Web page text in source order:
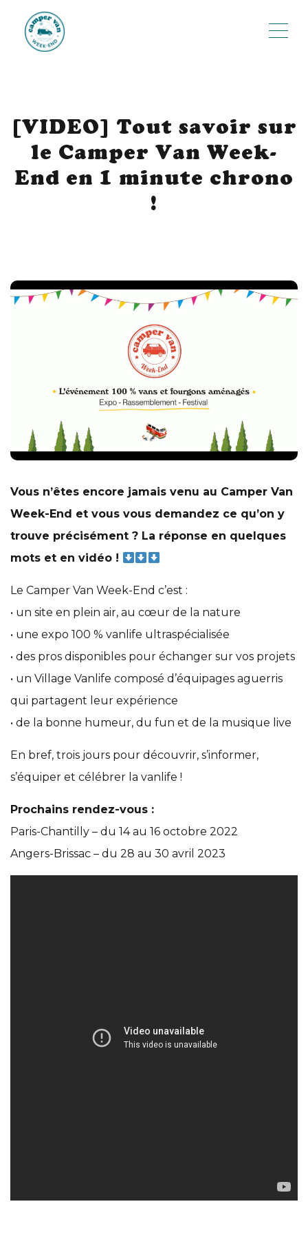
[VIDEO] Tout savoir sur
le Camper Van Week-
End en 1 minute chrono
!
Vous n’êtes encore jamais venu au Camper Van
Week-End et vous vous demandez ce qu’on y
trouve précisément ? La réponse en quelques
mots et en vidéo !
Le Camper Van Week-End c’est :
• un site en plein air, au cœur de la nature
• une expo 100 % vanlife ultraspécialisée
• des pros disponibles pour échanger sur vos projets
• un Village Vanlife composé d’équipages aguerris
qui partagent leur expérience
• de la bonne humeur, du fun et de la musique live
En bref, trois jours pour découvrir, s’informer,
s’équiper et célébrer la vanlife !
Prochains rendez-vous :
Paris-Chantilly – du 14 au 16 octobre 2022
Angers-Brissac – du 28 au 30 avril 2023